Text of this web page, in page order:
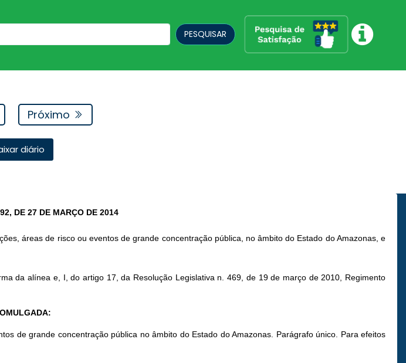
PESQUISAR
Próximo
diário
DE 27 DE MARÇO DE 2014
áreas de risco ou eventos de grande concentração pública, no âmbito do Estado do Amazonas, e
da alínea e, I, do artigo 17, da Resolução Legislativa n. 469, de 19 de março de 2010, Regimento
de grande concentração pública no âmbito do Estado do Amazonas. Parágrafo único. Para efeitos